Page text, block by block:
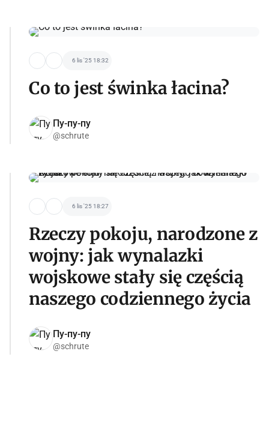
6 lis '25 18:32
Co to jest świnka łacina?
Пу-пу-пу
@schrute
6 lis '25 18:27
Rzeczy pokoju, narodzone z
wojny: jak wynalazki
wojskowe stały się częścią
naszego codziennego życia
Пу-пу-пу
@schrute